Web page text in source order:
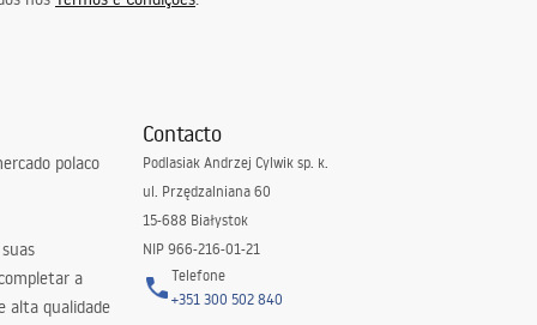
polaco
a
alta qualidade
Contacto
Podlasiak Andrzej Cylwik sp. k.
ul. Przędzalniana 60
15-688 Białystok
NIP 966-216-01-21
Telefone
+351 300 502 840